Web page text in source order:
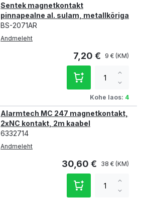
Sentek magnetkontakt
pinnapealne al. sulam, metallkõriga
BS-2071AR
Andmeleht
7,20 € 9 €
Kohe laos: 4
qty
Alarmtech MC 247 magnetkontakt,
2xNC kontakt, 2m kaabel
6332714
Andmeleht
30,60 € 38 €
qty